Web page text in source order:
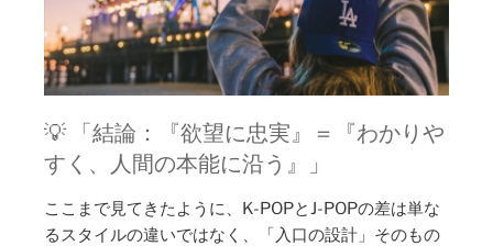
💡 「結論：『欲望に忠実』＝『わかりや
すく、人間の本能に沿う』」
ここまで見てきたように、K-POPとJ-POPの差は単な
るスタイルの違いではなく、「入口の設計」そのもの